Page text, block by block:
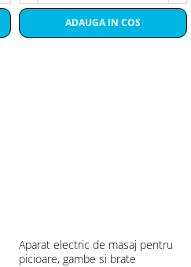
ADAUGA IN COS
Aparat electric de masaj pentru
picioare, gambe si brate